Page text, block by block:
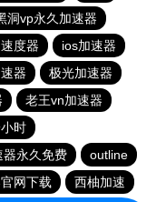
洞vp永久加速器
度器
ios加速器
器
极光加速器
老王vn加速器
时
器永久免费
outline
网下载 西柚加速